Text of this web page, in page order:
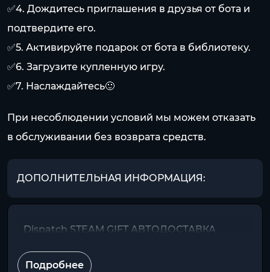
✅4. Дождитесь приглашения в друзья от бота и
подтвердите его.
✅5. Активируйте подарок от бота в библиотеку.
✅6. Загрузите купленную игру.
✅7. Наслаждайтесь🙂
При несоблюдении условий мы можем отказать
в обслуживании без возврата средств.
ДОПОЛНИТЕЛЬНАЯ ИНФОРМАЦИЯ:
Dispatch STEAM GIFT АВТОДОСТАВКА
Подробнее